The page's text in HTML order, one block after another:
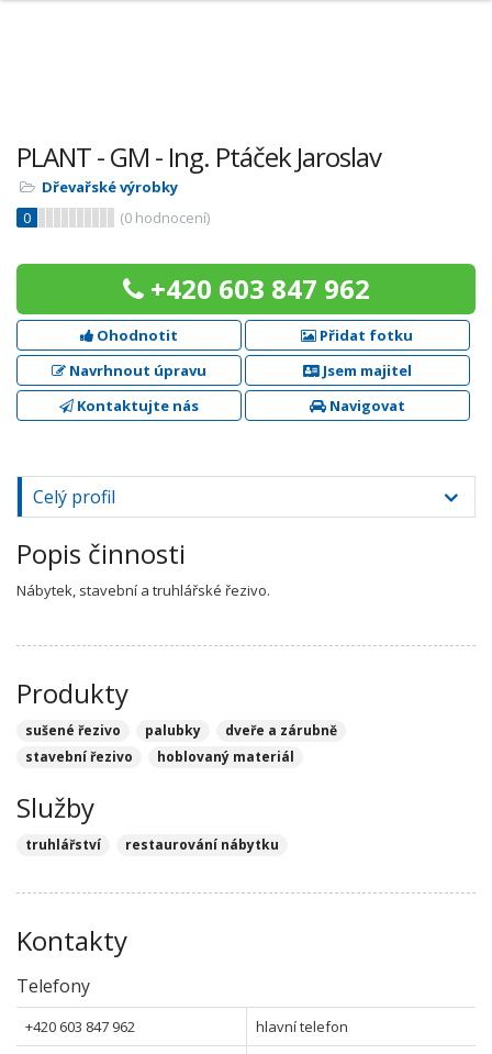
PLANT - GM - Ing. Ptáček Jaroslav
Dřevařské výrobky
0
(0 hodnocení)
+420 603 847 962
Ohodnotit
Přidat fotku
Navrhnout úpravu
Jsem majitel
Kontaktujte nás
Navigovat
Celý profil
Popis činnosti
Nábytek, stavební a truhlářské řezivo.
Produkty
sušené řezivo palubky
dveře a zárubně
stavební řezivo
hoblovaný materiál
Služby
truhlářství restaurování nábytku
Kontakty
Telefony
+420 603 847 962
hlavní telefon